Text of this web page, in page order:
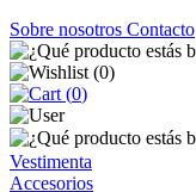
Sobre nosotros Contacto
(0)
(0)
Vestimenta
Accesorios